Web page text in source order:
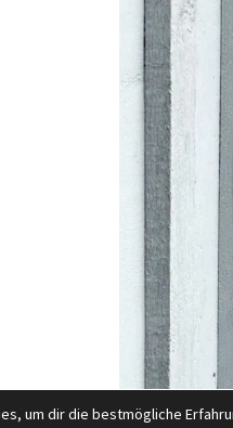
Wie kommst du
um dir die bestmögliche